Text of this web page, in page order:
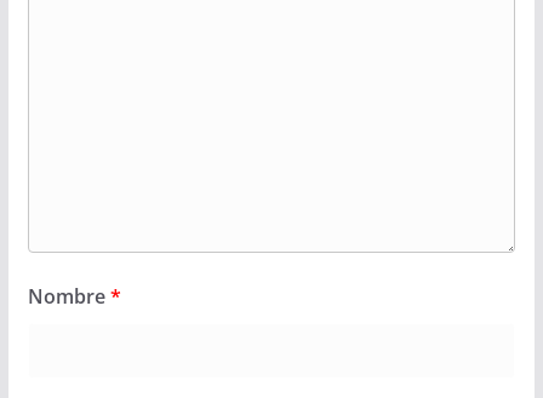
Nombre*